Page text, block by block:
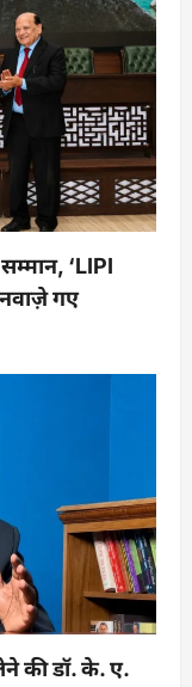
‘LIPI
गए
की डॉ. के. ए.